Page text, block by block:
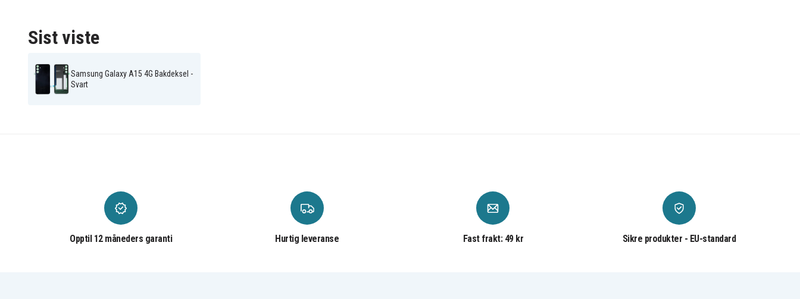
Sist viste
Samsung Galaxy A15 4G Bakdeksel -
Svart
Opptil 12 måneders garanti Hurtig leveranse Fast frakt: 49 kr Sikre produkter - EU-standard